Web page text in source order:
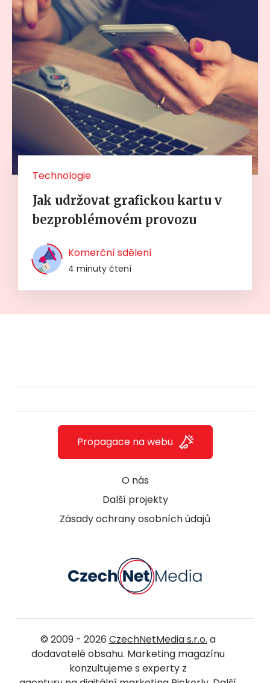
Technologie
Jak udržovat grafickou kartu v
bezproblémovém provozu
Komerční sdělení
4 minuty čtení
O nás
Další projekty
Zásady ochrany osobních údajů
Propagace na webu
© 2009 - 2026 CzechNetMedia s.r.o. a
dodavatelé obsahu. Marketing magazínu
konzultujeme s experty z